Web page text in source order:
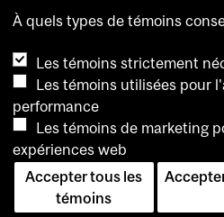
Avis sur les
Pour nous
À quels types de témoins
Les témoins strictement
Les témoins utilisées pour
performance
Les témoins de marketing
expériences web
Accepter tous les
témoins